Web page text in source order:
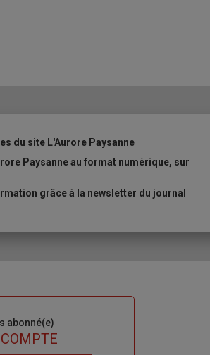
du site L'Aurore Paysanne
Paysanne au format numérique, sur
grâce à la newsletter du journal
abonné(e)